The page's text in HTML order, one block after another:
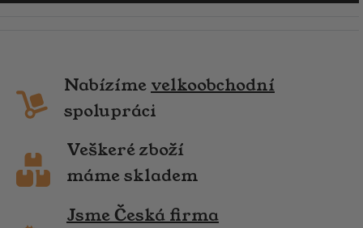
Nabízíme velkoobchodní
spolupráci
Veškeré zboží
máme skladem
Jsme Česká firma